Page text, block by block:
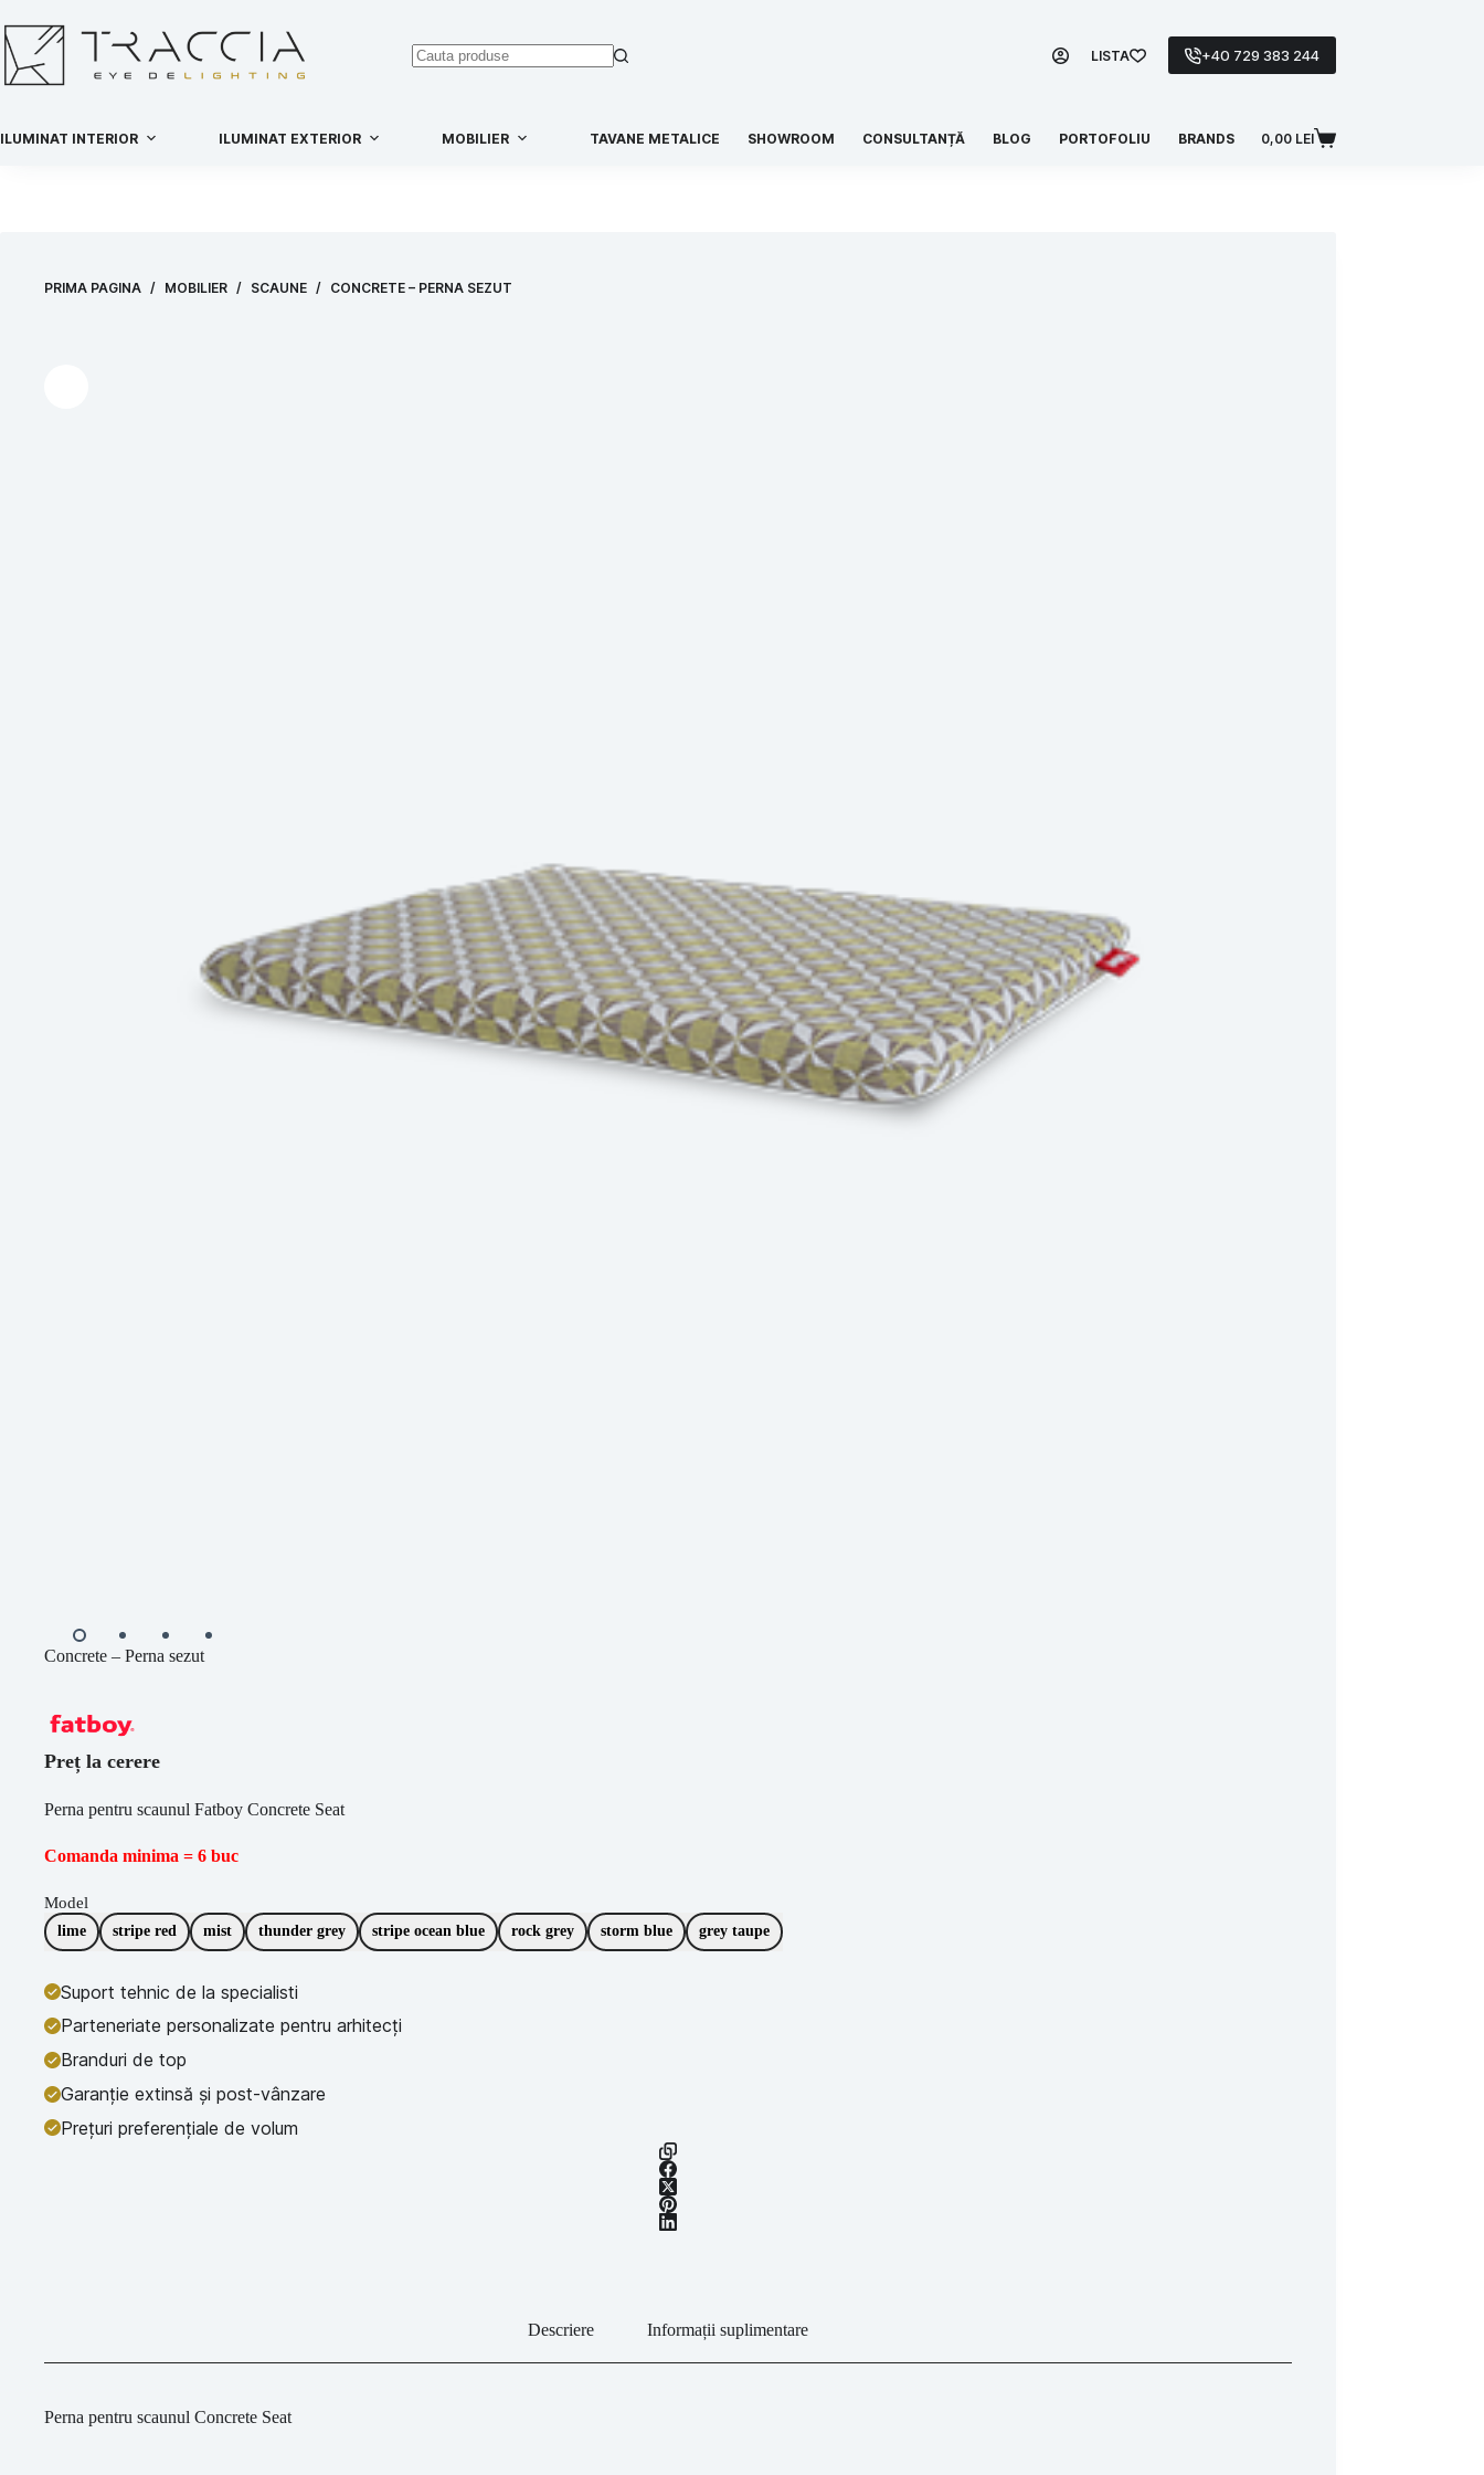
LISTA +40 729 383 244
ILUMINAT INTERIOR ILUMINAT EXTERIOR MOBILIER TAVANE METALICE SHOWROOM CONSULTANȚĂ BLOG PORTOFOLIU BRANDS 0,00 LEI
PRIMA PAGINA / MOBILIER / SCAUNE / CONCRETE – PERNA SEZUT
Concrete – Perna sezut
Preț la cerere
Perna pentru scaunul Fatboy Concrete Seat
Comanda minima = 6 buc
Model
lime stripe red mist thunder grey stripe ocean blue rock grey storm blue grey taupe
Suport tehnic de la specialisti
Parteneriate personalizate pentru arhitecți
Branduri de top
Garanție extinsă și post-vânzare
Prețuri preferențiale de volum
Descriere Informații suplimentare
Perna pentru scaunul Concrete Seat